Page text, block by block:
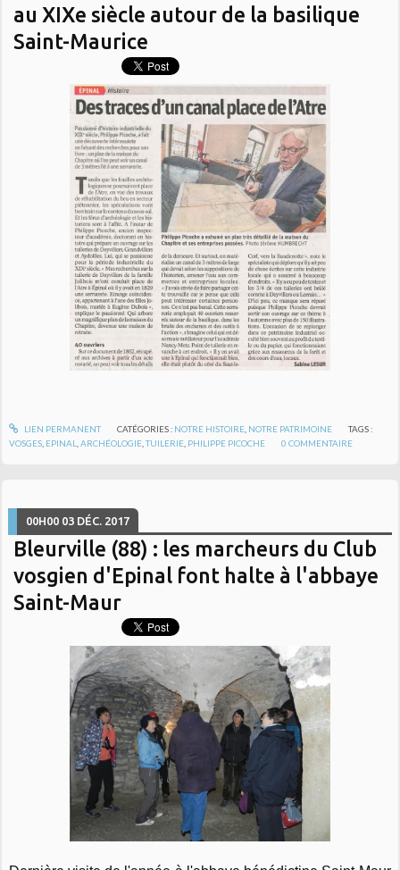
au XIXe siècle autour de la basilique
Saint-Maurice
LIEN PERMANENT CATÉGORIES : NOTRE HISTOIRE, NOTRE PATRIMOINE
TAGS :
VOSGES EPINAL ,ARCHÉOLOGIE ,TUILERIE PHILIPPE PICOCHE 0 COMMENTAIRE
00H00 03 DÉC. 2017
Bleurville (88) : les marcheurs du Club
vosgien d'Epinal font halte à l'abbaye
Saint-Maur